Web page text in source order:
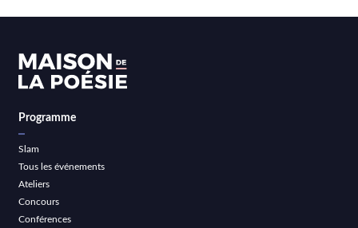
Programme
Slam
Tous les événements
Ateliers
Concours
Conférences